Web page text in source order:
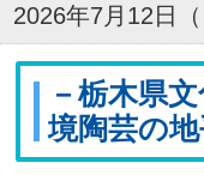
2026年7月12日
－栃木県
境陶芸の